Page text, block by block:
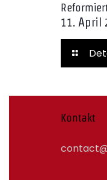
11. April
Kontakt